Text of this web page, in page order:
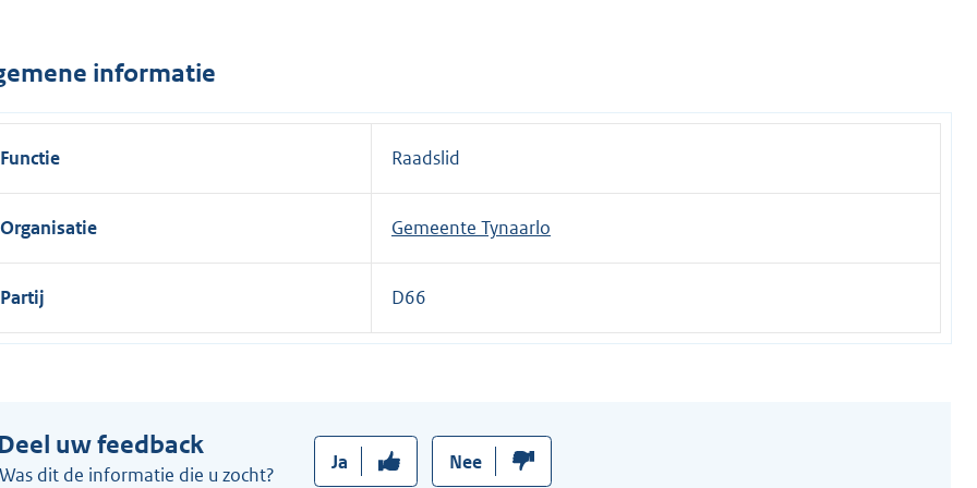
n
:
informatie
Functie Raadslid
Organisatie Gemeente Tynaarlo
Partij D66
uw feedback
Was dit de informatie die u zocht?
Ja Nee